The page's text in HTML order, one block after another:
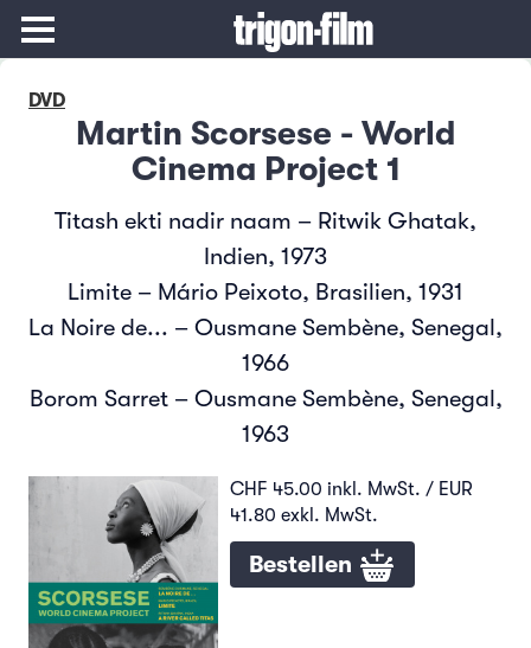
DVD
Martin Scorsese - World
Cinema Project 1
Titash ekti nadir naam – Ritwik Ghatak,
Indien, 1973
Limite – Mário Peixoto, Brasilien, 1931
La Noire de... – Ousmane Sembène, Senegal,
1966
Borom Sarret – Ousmane Sembène, Senegal,
1963
CHF 45.00 inkl. MwSt. / EUR
41.80 exkl. MwSt.
Bestellen